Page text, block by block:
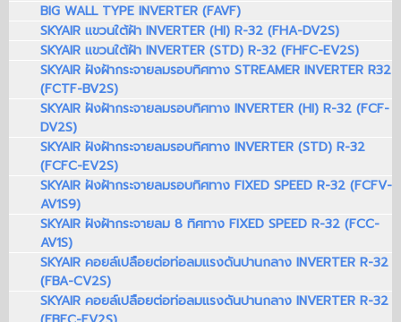
BIG WALL TYPE INVERTER (FAVF)
SKYAIR แขวนใต้ฝ้า INVERTER (HI) R-32 (FHA-DV2S)
SKYAIR แขวนใต้ฝ้า INVERTER (STD) R-32 (FHFC-EV2S)
SKYAIR ฝังฝ้ากระจายลมรอบทิศทาง STREAMER INVERTER R32
(FCTF-BV2S)
SKYAIR ฝังฝ้ากระจายลมรอบทิศทาง INVERTER (HI) R-32 (FCF-
DV2S)
SKYAIR ฝังฝ้ากระจายลมรอบทิศทาง INVERTER (STD) R-32
(FCFC-EV2S)
SKYAIR ฝังฝ้ากระจายลมรอบทิศทาง FIXED SPEED R-32 (FCFV-
AV1S9)
SKYAIR ฝังฝ้ากระจายลม 8 ทิศทาง FIXED SPEED R-32 (FCC-
AV1S)
SKYAIR คอยล์เปลือยต่อท่อลมแรงดันปานกลาง INVERTER R-32
(FBA-CV2S)
SKYAIR คอยล์เปลือยต่อท่อลมแรงดันปานกลาง INVERTER R-32